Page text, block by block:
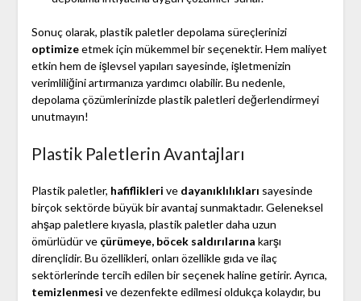
Sonuç olarak, plastik paletler depolama süreçlerinizi
optimizeetmek için mükemmel bir seçenektir. Hem maliyet
etkin hem de işlevsel yapıları sayesinde, işletmenizin
verimliliğini artırmanıza yardımcı olabilir. Bu nedenle,
depolama çözümlerinizde plastik paletleri değerlendirmeyi
unutmayın!
Plastik Paletlerin Avantajları
Plastik paletler, hafiflikleri ve dayanıklılıkları sayesinde
birçok sektörde büyük bir avantaj sunmaktadır. Geleneksel
ahşap paletlere kıyasla, plastik paletler daha uzun
ömürlüdür ve çürümeye, böcek saldırılarına karşı
dirençlidir. Bu özellikleri, onları özellikle gıda ve ilaç
sektörlerinde tercih edilen bir seçenek haline getirir. Ayrıca,
temizlenmesi ve dezenfekte edilmesi oldukça kolaydır, bu